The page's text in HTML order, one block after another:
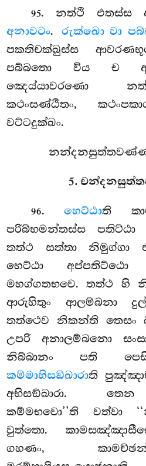
95. නත්ථි එතස්ස
අනාවටං.රුක්ඛො වා
පකතිචක්ඛුස්ස
පබ්බතො විය ච
ඤෙය්යාවරණො
කථංසණ්ඨිතං,
වට්ටදුක්ඛං.
5.
96.හෙට්ඨාති
පරිබ්භමන්තස්ස පතිට්ඨා
තත්ථ සත්තා නිමුග්ගා
හෙට්ඨා අප්පතිට්ඨො
මහග්ගතභවෙ. තත්ථ හි
ආරුහිතුං ආලම්බනා
තත්ථෙව නිකන්ති තෙසං
උපරි අනාලම්බනො
නිබ්බානං පති
කම්මාභිසඞ්ඛාරාති
අභිසඞ්ඛාරා. තෙන
කම්මභවො’’ති වත්වා
වුත්තො.
ගහණං,